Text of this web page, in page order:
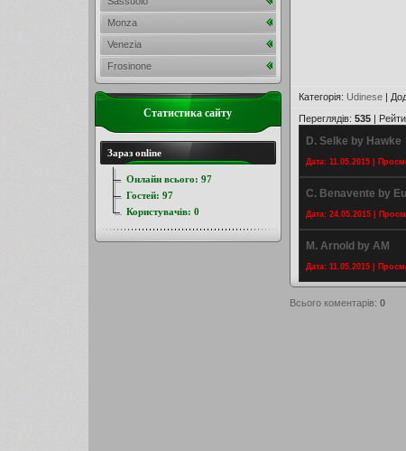
Категорія: Udinese|
Переглядів: 535|
D. Selke by Hawke
Дата: 11.05.2015 |
C. Benavente by
Дата: 24.05.2015 |
M. Arnold by AM
Дата: 11.05.2015 |
Всього коментарів: 0
Monza
Venezia
Frosinone
Статистика сайту
Зараз online
Онлайн всього: 97
Гостей: 97
Користувачів: 0